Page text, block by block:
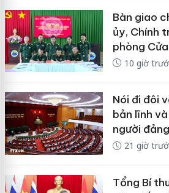
Bàn giao
ủy, Chính
phòng
10 giờ
Nói đi đôi
bản lĩnh
người
21 giờ
Tổng Bí